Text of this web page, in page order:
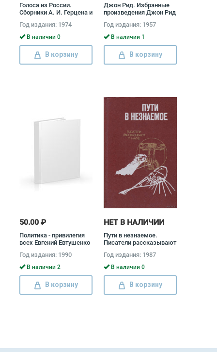
Голоса из России.
Сборники А. И. Герцена и
из 4 книг) Александр
Герцен, Николай Огарев
Год издания: 1974
В наличии 0
В корзину
Джон Рид. Избранные
произведения Джон Рид
Год издания: 1957
В наличии 1
В корзину
50.00 ₽
Политика - привилегия
всех Евгений Евтушенко
Год издания: 1990
В наличии 2
В корзину
НЕТ В НАЛИЧИИ
Пути в незнаемое.
Писатели рассказывают
Год издания: 1987
В наличии 0
В корзину